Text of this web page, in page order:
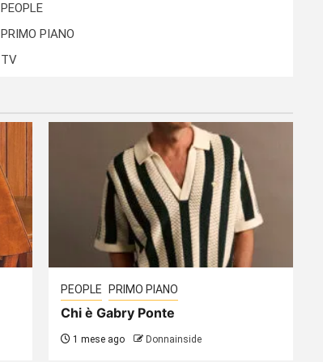
PEOPLE
PRIMO PIANO
TV
PEOPLE PRIMO PIANO
Chi è Gabry Ponte
1 mese ago Donnainside